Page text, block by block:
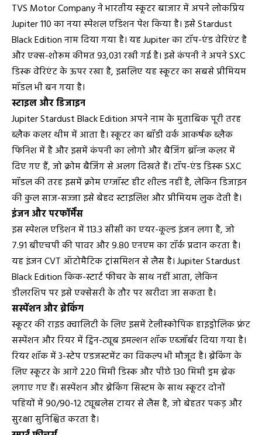
TVS Motor Company ने भारतीय स्कूटर बाजार में अपने लोकप्रिय
Jupiter 110 का नया स्पेशल एडिशन पेश किया है। इसे Stardust
Black Edition नाम दिया गया है। यह Jupiter का टॉप-एंड वेरिएंट है
और एक्स-शोरूम कीमत ₹93,031 रखी गई है। इसे कंपनी ने अपने SXC
डिस्क वेरिएंट के ऊपर रखा है, इसलिए यह स्कूटर का सबसे प्रीमियम
मॉडल भी बन गया है।
स्टाइल और डिजाइन
Jupiter Stardust Black Edition अपने नाम के मुताबिक पूरी तरह
ब्लैक कलर थीम में आता है। स्कूटर का बॉडी वर्क आकर्षक ब्लैक
फिनिश में है और इसमें कंपनी का लोगो और बैजिंग ब्रॉन्ज कलर में
दिए गए हैं, जो क्रोम बैजिंग से अलग दिखते हैं। टॉप-एंड डिस्क SXC
मॉडल की तरह इसमें क्रोम एग्जॉस्ट हीट शील्ड नहीं है, लेकिन डिजाइन
की कुल साज-सज्जा इसे बेहद स्टाइलिश और प्रीमियम लुक देती है।
इंजन और परफॉर्मेंस
इस स्पेशल एडिशन में 113.3 सीसी का एयर-कूल्ड इंजन लगा है, जो
7.91 बीएचपी की पावर और 9.80 एनएम का टॉर्क प्रदान करता है।
यह इंजन CVT ऑटोमैटिक ट्रांसमिशन से लैस है। Jupiter Stardust
Black Edition किक-स्टार्ट फीचर के साथ नहीं आता, लेकिन
डीलरशिप पर इसे एक्सेसरी के तौर पर खरीदा जा सकता है।
सस्पेंशन और ब्रेकिंग
स्कूटर की राइड क्वालिटी के लिए इसमें टेलीस्कोपिक हाइड्रोलिक फ्रंट
सस्पेंशन और रियर में ट्विन-ट्यूब इमल्शन शॉक एब्जॉर्बर दिया गया है।
रियर शॉक में 3-स्टेप एडजस्टमेंट का विकल्प भी मौजूद है। ब्रेकिंग के
लिए स्कूटर के आगे 220 मिमी डिस्क और पीछे 130 मिमी ड्रम ब्रेक
लगाए गए हैं। सस्पेंशन और ब्रेकिंग सिस्टम के साथ स्कूटर दोनों
पहियों में 90/90-12 ट्यूबलेस टायर से लैस है, जो बेहतर पकड़ और
सुरक्षा सुनिश्चित करता है।